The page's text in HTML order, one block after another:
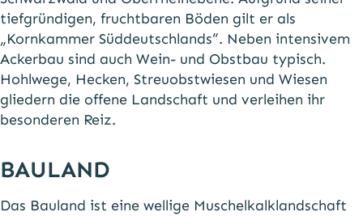
tiefgründigen, fruchtbaren Böden gilt er als
„Kornkammer Süddeutschlands“. Neben intensivem
Ackerbau sind auch Wein- und Obstbau typisch.
Hohlwege, Hecken, Streuobstwiesen und Wiesen
gliedern die offene Landschaft und verleihen ihr
besonderen Reiz.
BAULAND
Das Bauland ist eine wellige Muschelkalklandschaft